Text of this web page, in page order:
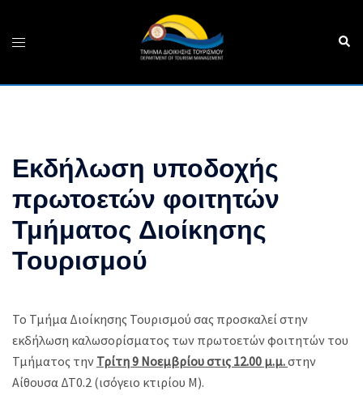
content
Toggle
Εκδήλωση υποδοχής
πρωτοετών φοιτητών
Τμήματος Διοίκησης
Τουρισμού
Το Τμήμα Διοίκησης Τουρισμού σας προσκαλεί στην
εκδήλωση καλωσορίσματος των πρωτοετών φοιτητών του
Τμήματος την Τρίτη 9 Νοεμβρίου στις 12.00 μ.μ.στην
Αίθουσα ΔΤ0.2 (ισόγειο κτιρίου Μ).